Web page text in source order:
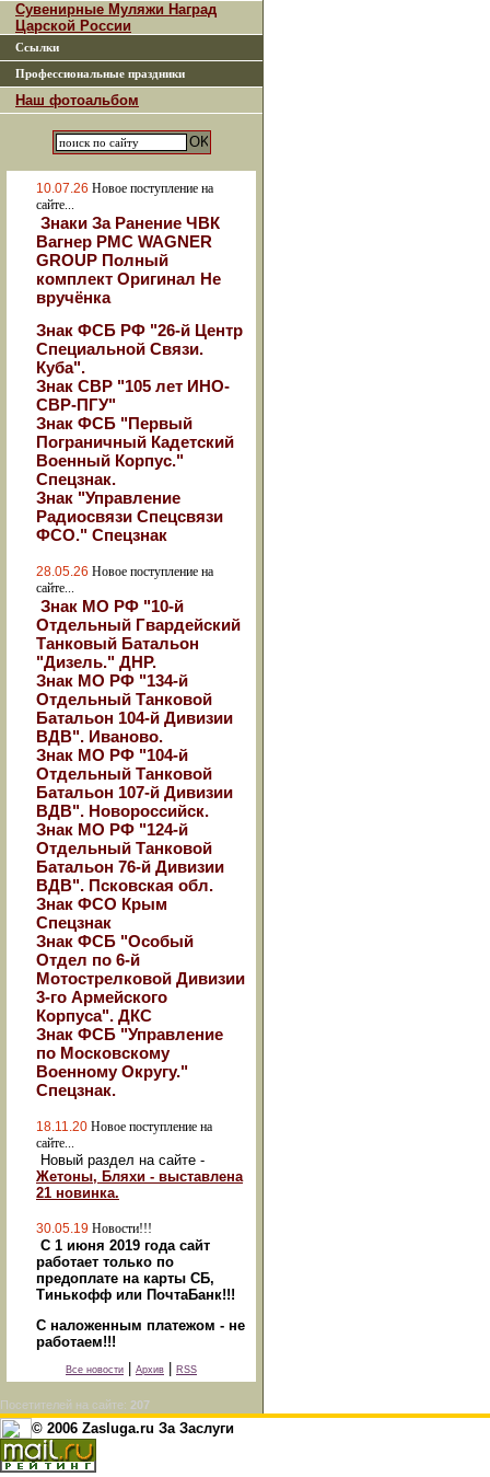
Сувенирные Муляжи Наград
Царской России
Ссылки
Профессиональные праздники
Наш фотоальбом
10.07.26 Новое поступление на
сайте...
Знаки За Ранение ЧВК
Вагнер РМС WAGNER
GROUP Полный
комплект Оригинал Не
вручёнка
Знак ФСБ РФ "26-й Центр
Специальной Связи.
Куба".
Знак СВР "105 лет ИНО-
СВР-ПГУ"
Знак ФСБ "Первый
Пограничный Кадетский
Военный Корпус."
Спецзнак.
Знак "Управление
Радиосвязи Спецсвязи
ФСО." Спецзнак
28.05.26 Новое поступление на
сайте...
Знак МО РФ "10-й
Отдельный Гвардейский
Танковый Батальон
"Дизель." ДНР.
Знак МО РФ "134-й
Отдельный Танковой
Батальон 104-й Дивизии
ВДВ". Иваново.
Знак МО РФ "104-й
Отдельный Танковой
Батальон 107-й Дивизии
ВДВ". Новороссийск.
Знак МО РФ "124-й
Отдельный Танковой
Батальон 76-й Дивизии
ВДВ". Псковская обл.
Знак ФСО Крым
Спецзнак
Знак ФСБ "Особый
Отдел по 6-й
Мотострелковой Дивизии
3-го Армейского
Корпуса". ДКС
Знак ФСБ "Управление
по Московскому
Военному Округу."
Спецзнак.
18.11.20 Новое поступление на
сайте...
Новый раздел на сайте -
Жетоны, Бляхи - выставлена
21 новинка.
30.05.19 Новости!!!
С 1 июня 2019 года сайт
работает только по
предоплате на карты СБ,
Тинькофф или ПочтаБанк!!!
С наложенным платежом - не
работаем!!!
Все новости Архив RSS
Посетителей на сайте: 207
© 2006 Zasluga.ru За Заслуги